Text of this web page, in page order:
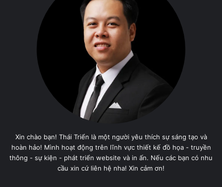
Xin chào bạn! Thái Triển là một người yêu thích sự sáng tạo và
hoàn hảo! Mình hoạt động trên lĩnh vực thiết kế đồ họa - truyền
thông - sự kiện - phát triển website và in ấn. Nếu các bạn có nhu
cầu xin cứ liên hệ nha! Xin cảm ơn!